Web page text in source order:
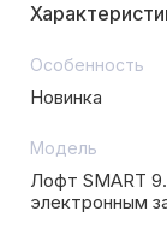
Особенность
Новинка
Модель
Лофт SMART
электронным